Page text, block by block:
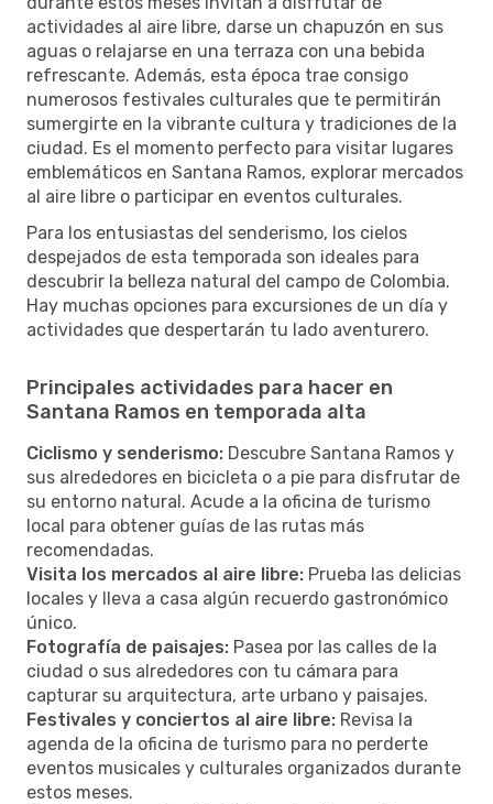
actividades al aire libre, darse un chapuzón en sus
aguas o relajarse en una terraza con una bebida
refrescante. Además, esta época trae consigo
numerosos festivales culturales que te permitirán
sumergirte en la vibrante cultura y tradiciones de la
ciudad. Es el momento perfecto para visitar lugares
emblemáticos en Santana Ramos, explorar mercados
al aire libre o participar en eventos culturales.
Para los entusiastas del senderismo, los cielos
despejados de esta temporada son ideales para
descubrir la belleza natural del campo de Colombia.
Hay muchas opciones para excursiones de un día y
actividades que despertarán tu lado aventurero.
Principales actividades para hacer en
Santana Ramos en temporada alta
Ciclismo y senderismo: Descubre Santana Ramos y
sus alrededores en bicicleta o a pie para disfrutar de
su entorno natural. Acude a la oficina de turismo
local para obtener guías de las rutas más
recomendadas.
Visita los mercados al aire libre: Prueba las delicias
locales y lleva a casa algún recuerdo gastronómico
único.
Fotografía de paisajes: Pasea por las calles de la
ciudad o sus alrededores con tu cámara para
capturar su arquitectura, arte urbano y paisajes.
Festivales y conciertos al aire libre: Revisa la
agenda de la oficina de turismo para no perderte
eventos musicales y culturales organizados durante
estos meses.